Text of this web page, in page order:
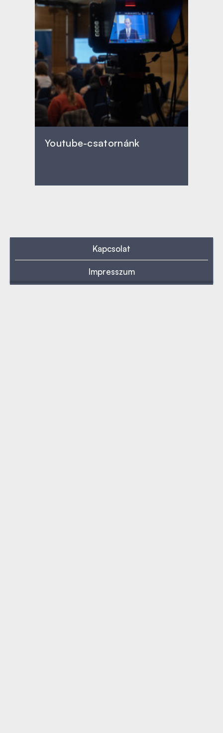
Youtube-csatornánk
Kapcsolat
Impresszum